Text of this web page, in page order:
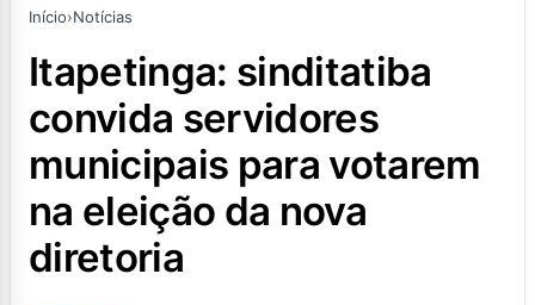
Início›Notícias
itapetinga: sinditatiba
convida servidores
municipais para votarem
na eleição da nova
diretoria